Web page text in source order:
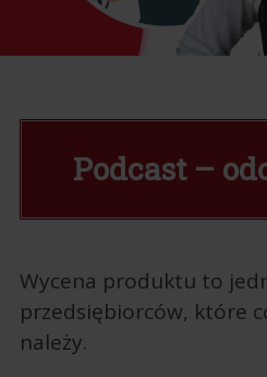
Podcast –
Wycena produktu to
przedsiębiorców, które
należy.